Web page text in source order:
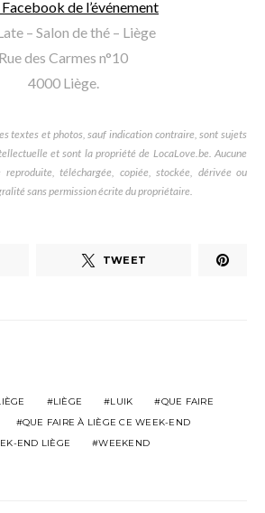
de l’événement
– Salon de thé – Liège
Rue des Carmes n°10
4000 Liège.
textes et photos, sauf indication contraire, sont sujets
et sont la propriété de LocaLove.be. Aucune
téléchargée, copiée, stockée, dérivée ou
sans permission écrite du propriétaire.
TWEET
LIÈGE LUIK
QUE FAIRE
QUE FAIRE À LIÈGE CE WEEK-END
END LIÈGE WEEKEND